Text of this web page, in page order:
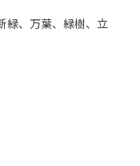
緑、万葉、緑樹、立